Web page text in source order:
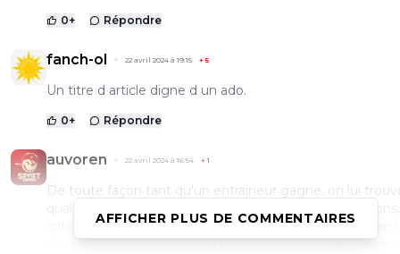
0+ Répondre
fanch-ol 22 avril 2024 à 19:15 +5
Un titre d article digne d un ado.
0+ Répondre
auvoren 22 avril 2024 à 16:54 +1
De toute façon tant qu'un entraineur gagne, on lui
critiques fusent - encore plus chez ceux qui ne font rien
c'est souvent excessif dans un sens comme dans
AFFICHER PLUS DE COMMENTAIRES